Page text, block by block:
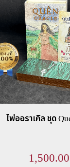
ไพ่ออราเคิล ชุด
1,500.00